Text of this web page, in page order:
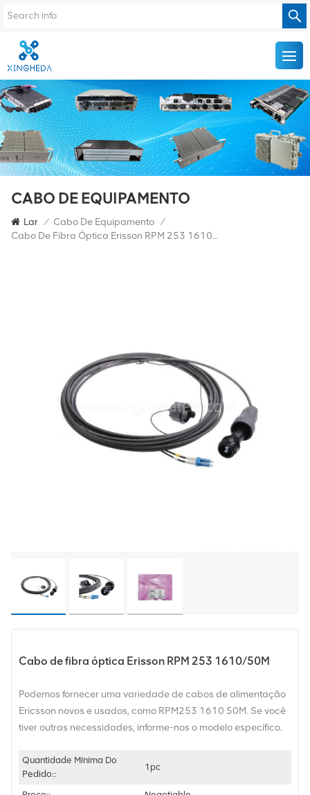
CABO DE EQUIPAMENTO
Lar / Cabo De Equipamento /
Cabo De Fibra Óptica Erisson RPM 253 1610/50M
Cabo de fibra óptica Erisson RPM 253 1610/50M
Podemos fornecer uma variedade de cabos de alimentação
Ericsson novos e usados, como RPM253 1610 50M. Se você
tiver outras necessidades, informe-nos o modelo específico.
Quantidade Mínima Do
Pedido::
1pc